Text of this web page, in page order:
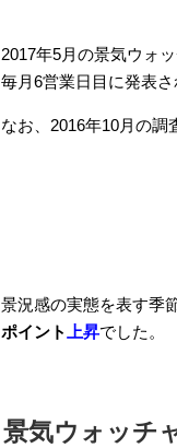
2017年5月の景気ウォ
毎月6営業日目に発表さ
なお、2016年10月の調
景況感の実態を表す季
ポイント
上昇でした。
景気ウォッチ